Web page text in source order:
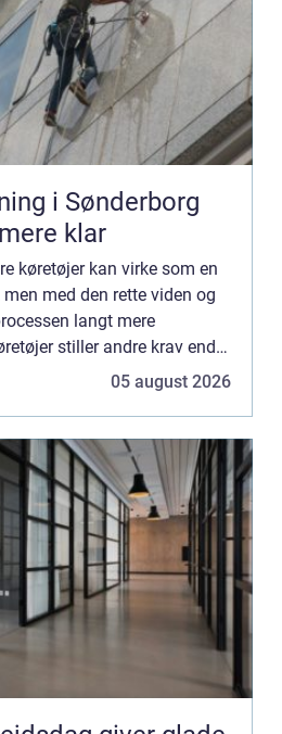
i Sønderborg
klar
køretøjer kan virke som en
med den rette viden og
langt mere
stiller andre krav end
05 august 2026